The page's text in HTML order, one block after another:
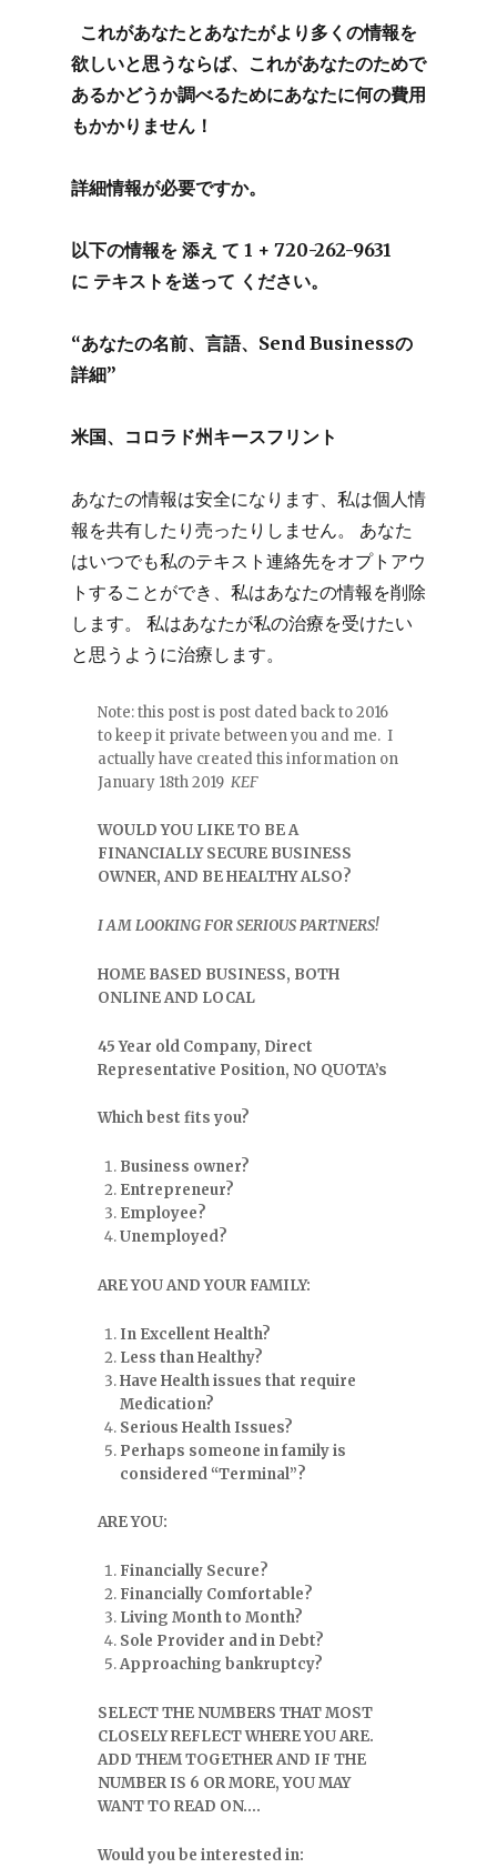
これがあなたとあなたがより多くの情報を
欲しいと思うならば、これがあなたのためで
あるかどうか調べるためにあなたに何の費用
もかかりません！
詳細情報が必要ですか。
以下の情報を 添え て 1 + 720-262-9631
に テキストを送って ください。
“あなたの名前、言語、Send Businessの
詳細”
米国、コロラド州キースフリント
あなたの情報は安全になります、私は個人情
報を共有したり売ったりしません。
あなた
はいつでも私のテキスト連絡先をオプトアウ
トすることができ、私はあなたの情報を削除
します。
私はあなたが私の治療を受けたい
と思うように治療します。
Note: this post is post dated back to 2016
to keep it private between you and me. I
actually have created this information on
January 18th 2019KEF
WOULD YOU LIKE TO BE A
FINANCIALLY SECURE BUSINESS
OWNER, AND BE HEALTHY ALSO?
I AM LOOKING FOR SERIOUS PARTNERS!
HOME BASED BUSINESS, BOTH
ONLINE AND LOCAL
45 Year old Company, Direct
Representative Position, NO QUOTA’s
Which best fits you?
Business owner?
Entrepreneur?
Employee?
Unemployed?
ARE YOU AND YOUR FAMILY:
In Excellent Health?
Less than Healthy?
Have Health issues that require
Medication?
Serious Health Issues?
Perhaps someone in family is
considered “Terminal”?
ARE YOU:
Financially Secure?
Financially Comfortable?
Living Month to Month?
Sole Provider and in Debt?
Approaching bankruptcy?
SELECT THE NUMBERS THAT MOST
CLOSELY REFLECT WHERE YOU ARE.
ADD THEM TOGETHER AND IF THE
NUMBER IS 6 OR MORE, YOU MAY
WANT TO READ ON….
Would you be interested in: